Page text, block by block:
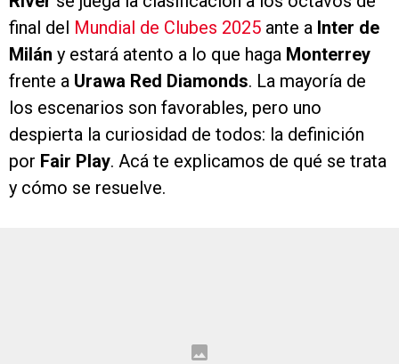
final del Mundial de Clubes 2025 ante a Inter de
Milán y estará atento a lo que haga Monterrey
frente a Urawa Red Diamonds. La mayoría de
los escenarios son favorables, pero uno
despierta la curiosidad de todos: la definición
por Fair Play. Acá te explicamos de qué se trata
y cómo se resuelve.